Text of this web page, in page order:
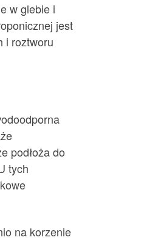
w glebie i
jest
i roztworu
podłoża do
tych
na korzenie